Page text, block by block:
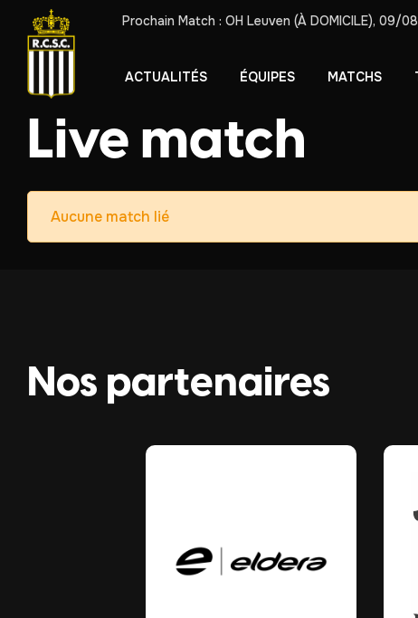
Prochain Match : OH Leuven (À DOMICILE), 09/08
ACTUALITÉS ÉQUIPES MATCHS
Live match
Aucune match lié
Nos partenaires